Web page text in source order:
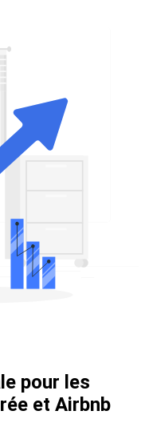
pour les
et Airbnb